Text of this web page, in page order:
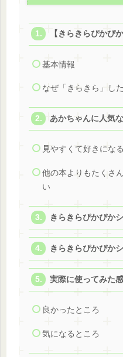
【きらきらぴかぴ
基本情報
なぜ「きらきら」し
あかちゃんに人気
見やすくて好きにな
他の本よりもたくさ
い
きらきらぴかぴか
きらきらぴかぴか
実際に使ってみた
良かったところ
気になるところ